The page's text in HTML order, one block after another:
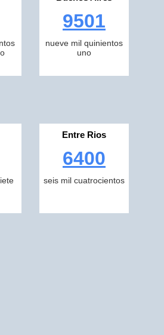
9501
nueve mil quinientos
uno
Entre Rios
6400
seis mil cuatrocientos